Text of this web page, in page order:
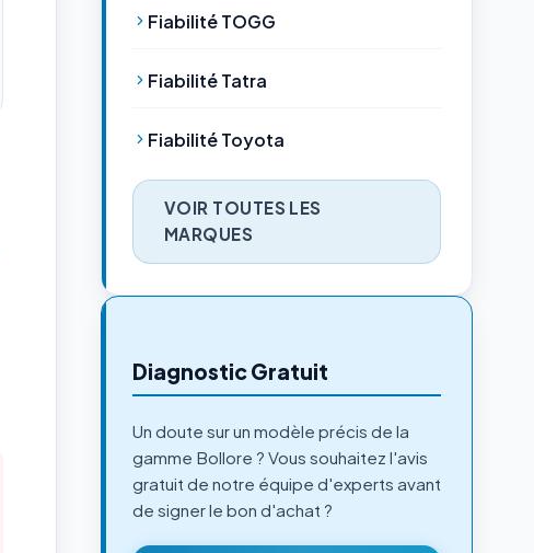
Fiabilité TOGG
Fiabilité Tatra
Fiabilité Toyota
VOIR TOUTES LES
MARQUES
Diagnostic Gratuit
Un doute sur un modèle précis de la
gamme Bollore ? Vous souhaitez l'avis
gratuit de notre équipe d'experts avant
de signer le bon d'achat ?